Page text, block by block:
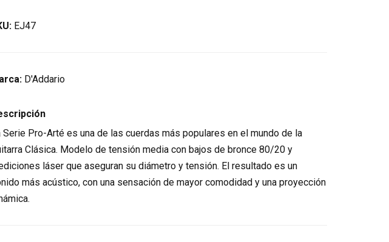
EJ47
D'Addario
Serie Pro-Arté es una de las cuerdas más populares en el mundo de la
Clásica. Modelo de tensión media con bajos de bronce 80/20 y
láser que aseguran su diámetro y tensión. El resultado es un
más acústico, con una sensación de mayor comodidad y una proyección